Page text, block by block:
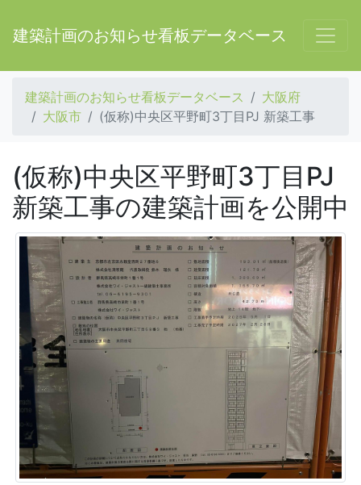
建築計画のお知らせ看板データベース
建築計画のお知らせ看板データベース
大阪府
大阪市
(仮称)中央区平野町3丁目PJ 新築工事
(仮称)中央区平野町3丁目PJ
新築工事の建築計画を公開中